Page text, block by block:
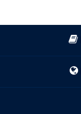
Más información